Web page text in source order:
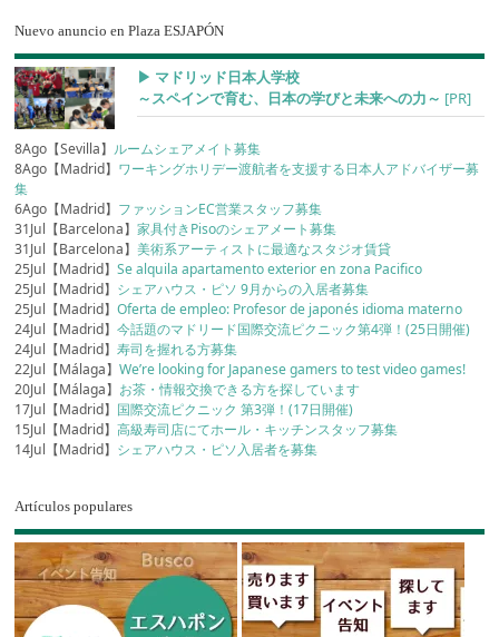
Nuevo anuncio en Plaza ESJAPÓN
▶︎ マドリッド日本人学校
～スペインで育む、日本の学びと未来への力～ [PR]
8Ago【Sevilla】 ルームシェアメイト募集
8Ago【Madrid】 ワーキングホリデー渡航者を支援する日本人アドバイザー募
集
6Ago【Madrid】 ファッションEC営業スタッフ募集
31Jul【Barcelona】家具付きPisoのシェアメート募集
31Jul【Barcelona】美術系アーティストに最適なスタジオ賃貸
25Jul【Madrid】Se alquila apartamento exterior en zona Pacifico
25Jul【Madrid】 シェアハウス・ピソ 9月からの入居者募集
25Jul【Madrid】Oferta de empleo: Profesor de japonés idioma materno
24Jul【Madrid】今話題のマドリード国際交流ピクニック第4弾！(25日開催)
24Jul【Madrid】寿司を握れる方募集
22Jul【Málaga】We’re looking for Japanese gamers to test video games!
20Jul【Málaga】 お茶・情報交換できる方を探しています
17Jul【Madrid】 国際交流ピクニック 第3弾！(17日開催)
15Jul【Madrid】高級寿司店にてホール・キッチンスタッフ募集
14Jul【Madrid】 シェアハウス・ピソ入居者を募集
Artículos populares